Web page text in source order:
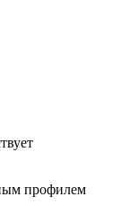
профилем